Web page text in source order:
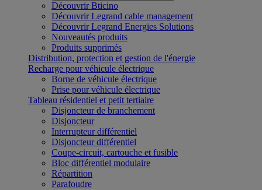
Découvrir Bticino
Découvrir Legrand cable management
Découvrir Legrand Energies Solutions
Nouveautés produits
Produits supprimés
Distribution, protection et gestion de l'énergie
Recharge pour véhicule électrique
Borne de véhicule électrique
Prise pour véhicule électrique
Tableau résidentiel et petit tertiaire
Disjoncteur de branchement
Disjoncteur
Interrupteur différentiel
Disjoncteur différentiel
Coupe-circuit, cartouche et fusible
Bloc différentiel modulaire
Répartition
Parafoudre